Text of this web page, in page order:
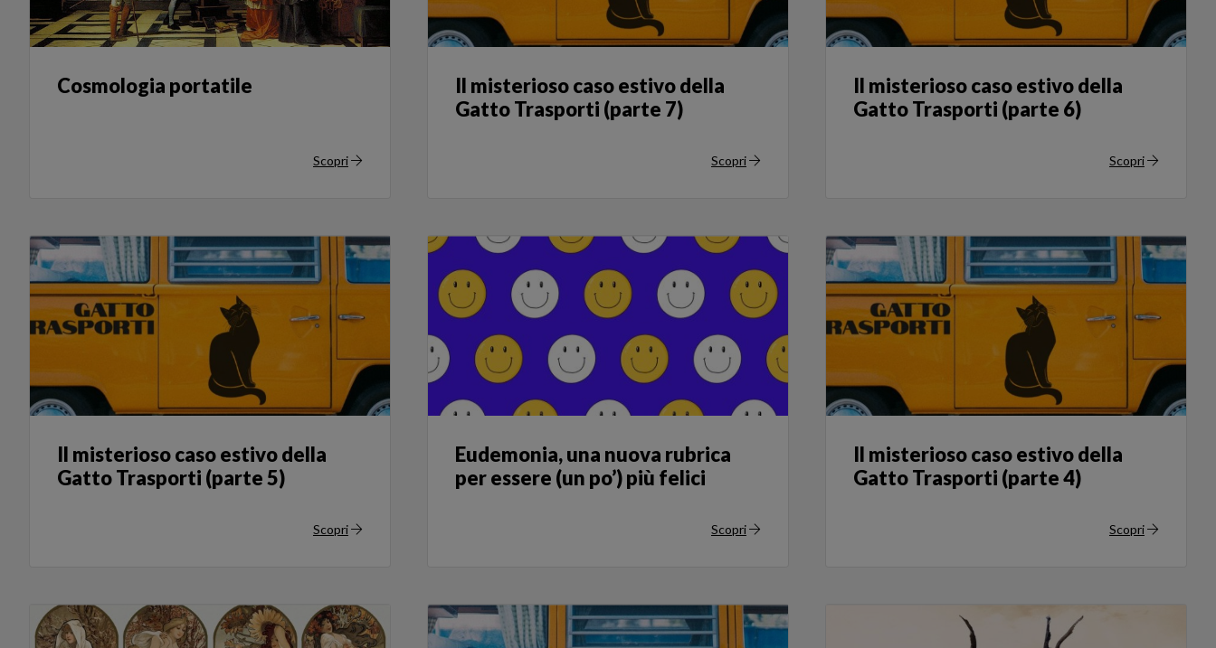
Cosmologia portatile
Scopri
Il misterioso caso estivo della
Gatto Trasporti (parte 7)
Scopri
Il misterioso caso estivo della
Gatto Trasporti (parte 6)
Scopri
Il misterioso caso estivo della
Gatto Trasporti (parte 5)
Scopri
Eudemonia, una nuova rubrica
per essere (un po’) più felici
Scopri
Il misterioso caso estivo della
Gatto Trasporti (parte 4)
Scopri